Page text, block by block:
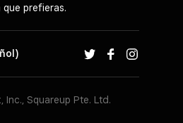
que prefieras.
Inc., Squareup Pte. Ltd.